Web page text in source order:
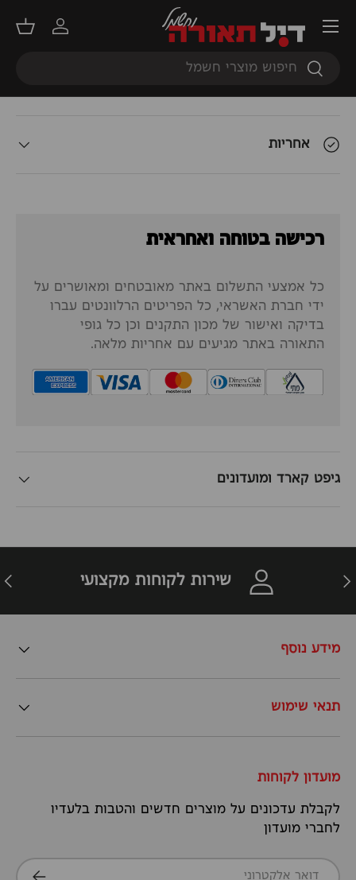
חיפוש
חיפוש
התחברות
סל
תפריט
תאור המוצר
אחריות
רכישה בטוחה ואחראית
כל אמצעי התשלום באתר מאובטחים ומאושרים על
ידי חברת האשראי, כל הפריטים הרלוונטים עברו
בדיקה ואישור של מכון התקנים וכן כל גופי
התאורה באתר מגיעים עם אחריות מלאה.
גיפט קארד ומועדונים
חזרה שירות לקוחות מקצועי
מידע נוסף
תנאי שימוש
מועדון לקוחות
לקבלת עדכונים על מוצרים חדשים והטבות בלעדיו
לחברי מועדון
דואר אלקטרוני
הרשמה